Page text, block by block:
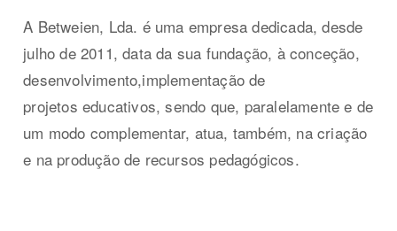
A Betweien, Lda. é uma empresa dedicada, desde
julho de 2011, data da sua fundação, à conceção,
desenvolvimento,implementação de
projetos educativos, sendo que, paralelamente e de
um modo complementar, atua, também, na criação
e na produção de recursos pedagógicos.